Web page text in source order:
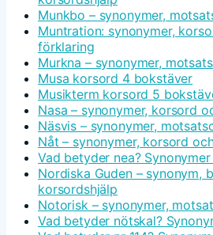
Munkbo – synonymer,
Muntration: synonymer,
förklaring
Murkna – synonymer,
Musa korsord 4 bokstäver
Musikterm korsord 5
Nasa – synonymer, korsord
Näsvis – synonymer,
Nåt – synonymer, korsord
Vad betyder nea?
Nordiska Guden – synonym,
korsordshjälp
Notorisk – synonymer,
Vad betyder nötskal?